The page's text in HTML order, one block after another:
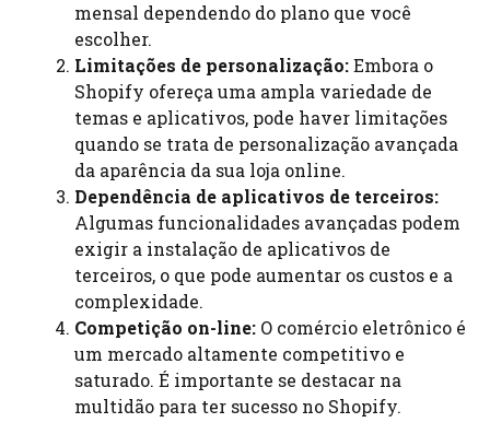
mensal dependendo do plano que você
escolher.
Limitações de personalização:Embora o
Shopify ofereça uma ampla variedade de
temas e aplicativos, pode haver limitações
quando se trata de personalização avançada
da aparência da sua loja online.
Dependência de aplicativos de terceiros:
Algumas funcionalidades avançadas podem
exigir a instalação de aplicativos de
terceiros, o que pode aumentar os custos e a
complexidade.
Competição on-line: O comércio eletrônico é
um mercado altamente competitivo e
saturado. É importante se destacar na
multidão para ter sucesso no Shopify.